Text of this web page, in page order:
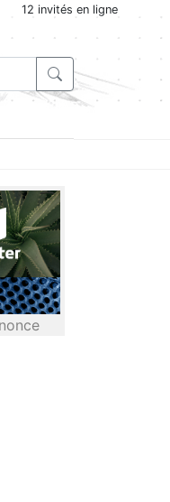
12 invités en ligne